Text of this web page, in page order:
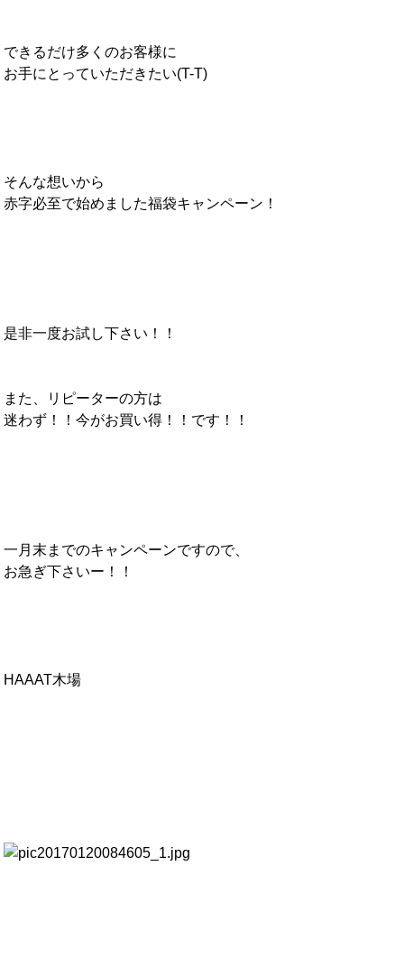
できるだけ多くのお客様に
お手にとっていただきたい(T-T)
そんな想いから
赤字必至で始めました福袋キャンペーン！
是非一度お試し下さい！！
また、リピーターの方は
迷わず！！今がお買い得！！です！！
一月末までのキャンペーンですので、
お急ぎ下さいー！！
HAAAT木場